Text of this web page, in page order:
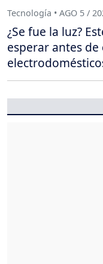
Tecnología • AGO 5 /
¿Se fue la luz?
esperar antes de